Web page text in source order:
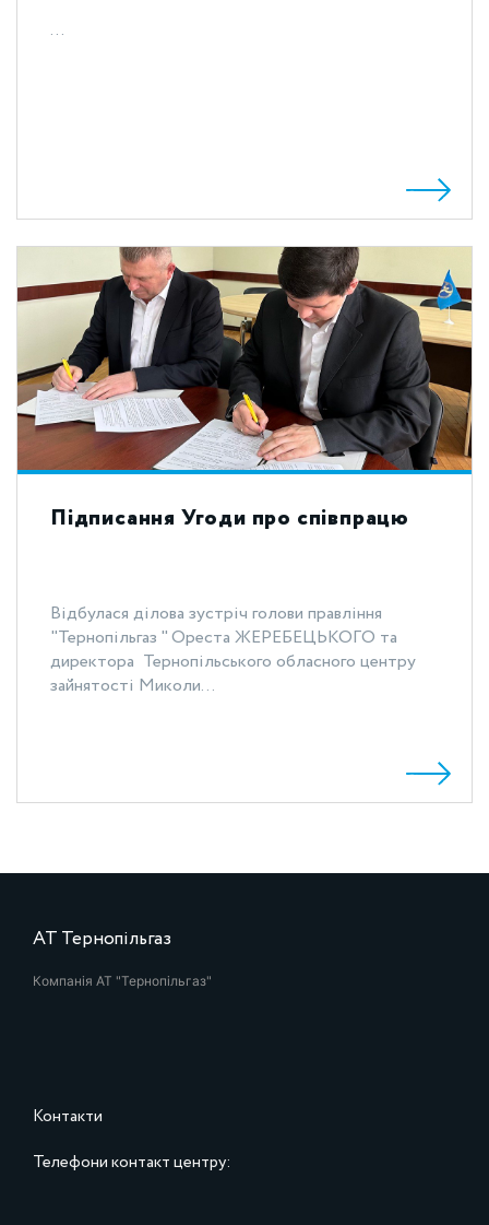
...
Підписання Угоди про співпрацю
Відбулася ділова зустріч голови правління
"Тернопільгаз " Ореста ЖЕРЕБЕЦЬКОГО та
директора Тернопільського обласного центру
зайнятості Миколи...
АТ Тернопільгаз
Компанія АТ "Тернопільгаз"
Контакти
Телефони контакт центру: